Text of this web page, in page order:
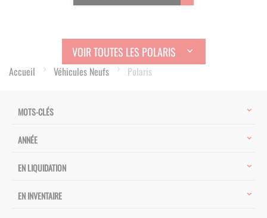
VOIR TOUTES LES POLARIS
Accueil Véhicules Neufs Polaris
MOTS-CLÉS
ANNÉE
EN LIQUIDATION
EN INVENTAIRE